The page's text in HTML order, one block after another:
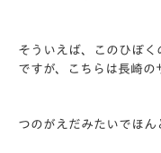
そういえば、このひぼ
ですが、こちらは長崎
つのがえだみたいでほ